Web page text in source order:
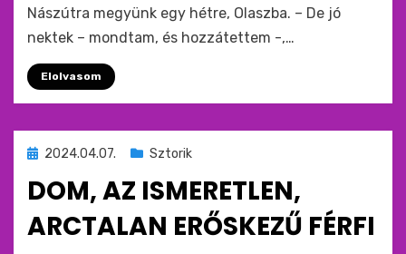
Nászútra megyünk egy hétre, Olaszba. – De jó
nektek – mondtam, és hozzátettem -,…
Elolvasom
Beküldve
2024.04.07. Sztorik
DOM, AZ ISMERETLEN,
ARCTALAN ERŐSKEZŰ FÉRFI